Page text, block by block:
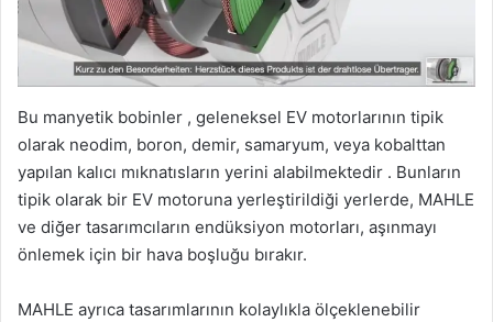
Bu manyetik bobinler , geleneksel EV motorlarının tipik
olarak neodim, boron, demir, samaryum, veya kobalttan
yapılan kalıcı mıknatısların yerini alabilmektedir . Bunların
tipik olarak bir EV motoruna yerleştirildiği yerlerde, MAHLE
ve diğer tasarımcıların endüksiyon motorları, aşınmayı
önlemek için bir hava boşluğu bırakır.
MAHLE ayrıca tasarımlarının kolaylıkla ölçeklenebilir